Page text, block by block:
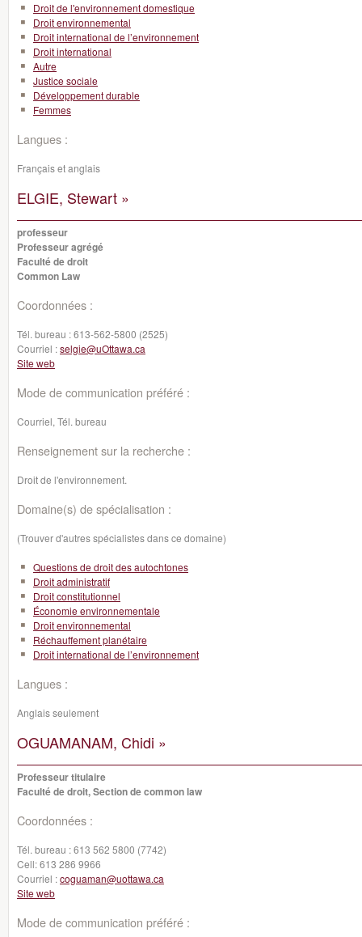
Droit de l'environnement domestique
Droit environnemental
Droit international de l’environnement
Droit international
Autre
Justice sociale
Développement durable
Femmes
Langues :
Français et anglais
ELGIE, Stewart »
professeur
Professeur agrégé
Faculté de droit
Common Law
Coordonnées :
Tél. bureau :613-562-5800 (2525)
Courriel :selgie@uOttawa.ca
Site web
Mode de communication préféré :
Courriel, Tél. bureau
Renseignement sur la recherche :
Droit de l'environnement.
Domaine(s) de spécialisation :
(Trouver d'autres spécialistes dans ce domaine)
Questions de droit des autochtones
Droit administratif
Droit constitutionnel
Économie environnementale
Droit environnemental
Réchauffement planétaire
Droit international de l’environnement
Langues :
Anglais seulement
OGUAMANAM, Chidi »
Professeur titulaire
Faculté de droit, Section de common law
Coordonnées :
Tél. bureau :613 562 5800 (7742)
Cell:613 286 9966
Courriel :coguaman@uottawa.ca
Site web
Mode de communication préféré :